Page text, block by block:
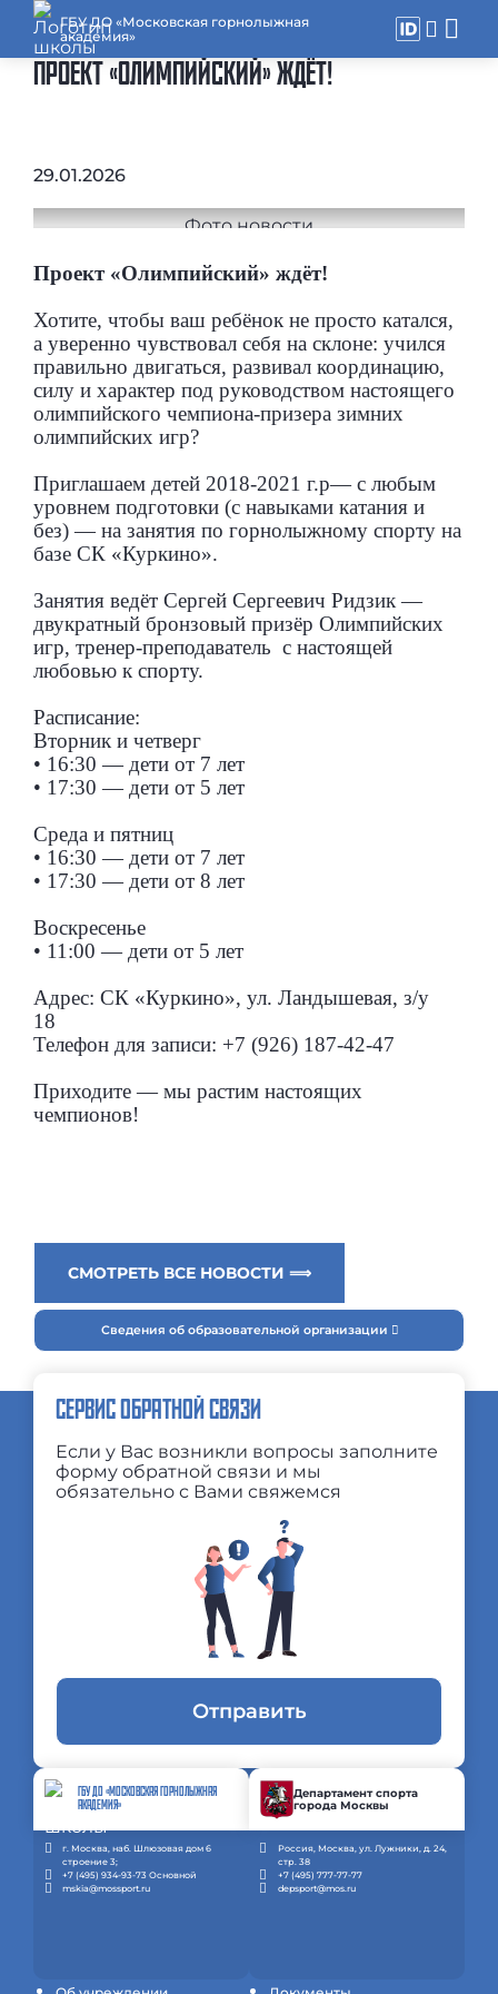
ГБУ ДО «Московская горнолыжная
академия»
ПРОЕКТ «ОЛИМПИЙСКИЙ» ЖДЁТ!
29.01.2026
Проект «Олимпийский» ждёт!
Хотите, чтобы ваш ребёнок не просто катался,
а уверенно чувствовал себя на склоне: учился
правильно двигаться, развивал координацию,
силу и характер под руководством настоящего
олимпийского чемпиона-призера зимних
олимпийских игр?
Приглашаем детей 2018-2021 г.р— с любым
уровнем подготовки (с навыками катания и
без) — на занятия по горнолыжному спорту на
базе СК «Куркино».
Занятия ведёт Сергей Сергеевич Ридзик —
двукратный бронзовый призёр Олимпийских
игр, тренер-преподаватель с настоящей
любовью к спорту.
Расписание:
Вторник и четверг
• 16:30 — дети от 7 лет
• 17:30 — дети от 5 лет
Среда и пятниц
• 16:30 — дети от 7 лет
• 17:30 — дети от 8 лет
Воскресенье
• 11:00 — дети от 5 лет
Адрес: СК «Куркино», ул. Ландышевая, з/у
18
Телефон для записи: +7 (926) 187-42-47
Приходите — мы растим настоящих
чемпионов!
СМОТРЕТЬ ВСЕ НОВОСТИ ⟹
Сведения об образовательной организации
СЕРВИС ОБРАТНОЙ СВЯЗИ
Если у Вас возникли вопросы заполните
форму обратной связи и мы
обязательно с Вами свяжемся
Отправить
ГБУ ДО «МОСКОВСКАЯ ГОРНОЛЫЖНАЯ
АКАДЕМИЯ»
г. Москва, наб. Шлюзовая дом 6
строение 3;
+7 (495) 934-93-73 Основной
mskia@mossport.ru
Департамент спорта
города Москвы
Россия, Москва, ул. Лужники, д. 24,
стр. 38
+7 (495) 777-77-77
depsport@mos.ru